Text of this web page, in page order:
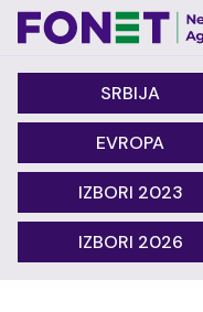
SRBIJA
EVROPA
IZBORI 2023
IZBORI 2026